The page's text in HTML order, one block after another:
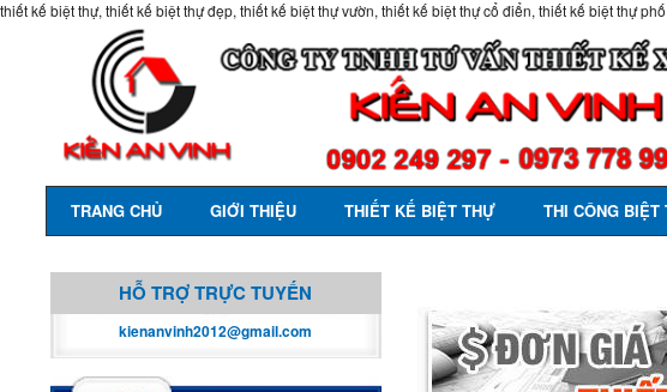
thiết kế biệt thự, thiết kế biệt thự đẹp, thiết kế biệt thự vườn, thiết kế biệt thự cổ điển, thiết kế biệt thự phố
TRANG CHỦ GIỚI THIỆU THIẾT KẾ BIỆT THỰ THI CÔNG BIỆT
HỖ TRỢ TRỰC TUYẾN
kienanvinh2012@gmail.com